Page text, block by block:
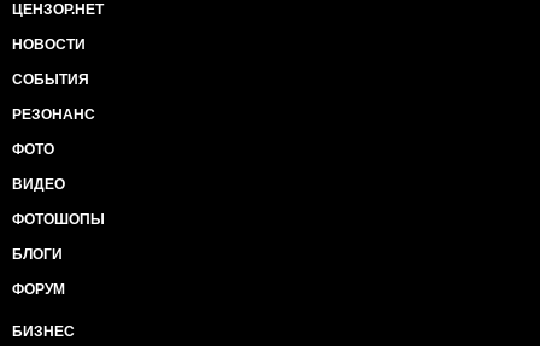
ЦЕНЗОР.НЕТ
НОВОСТИ
СОБЫТИЯ
РЕЗОНАНС
ФОТО
ВИДЕО
ФОТОШОПЫ
БЛОГИ
ФОРУМ
БИЗНЕС